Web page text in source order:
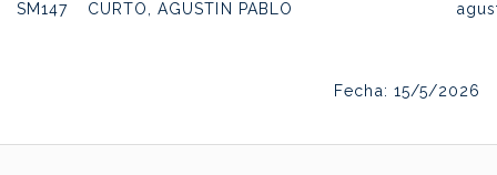
SM147 CURTO, AGUSTIN PABLO
Fecha: 15/5/2026